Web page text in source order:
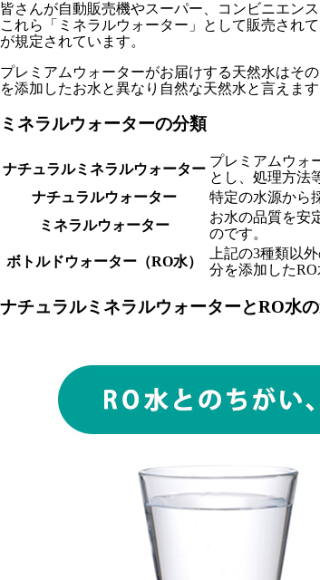
皆さんが自動販売機やスーパー、コンビニエン
これら「ミネラルウォーター」として販売され
が規定されています。
プレミアムウォーターがお届けする天然水はそ
を添加したお水と異なり 自然な天然水と言えます
ミネラルウォーターの分類
ナチュラルミネラルウォーター
プレミアムウォ
とし、処理方法
ナチュラルウォーター
特定の水源から
ミネラルウォーター
お水の品質を安
のです。
ボトルドウォーター（RO水）
上記の3種類以
分を添加した
ナチュラルミネラルウォーターとRO水